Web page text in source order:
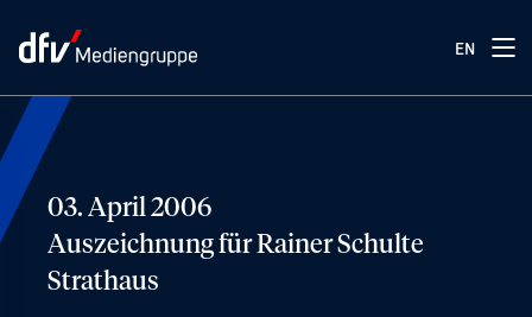
EN
03. April 2006
Auszeichnung für Rainer Schulte
Strathaus